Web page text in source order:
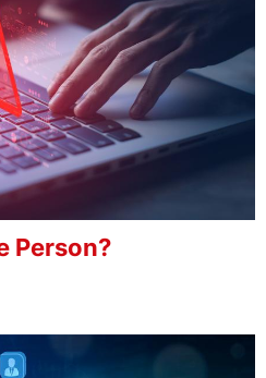
Person?